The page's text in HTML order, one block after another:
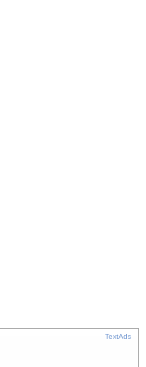
TextAds